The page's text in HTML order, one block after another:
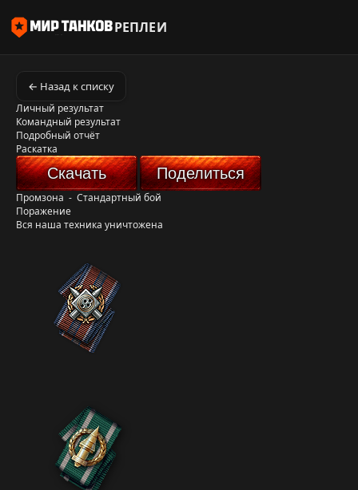
РЕПЛЕИ
← Назад к списку
Личный результат
Командный результат
Подробный отчёт
Раскатка
Скачать Поделиться
Промзона - Стандартный бой
Поражение
Вся наша техника уничтожена